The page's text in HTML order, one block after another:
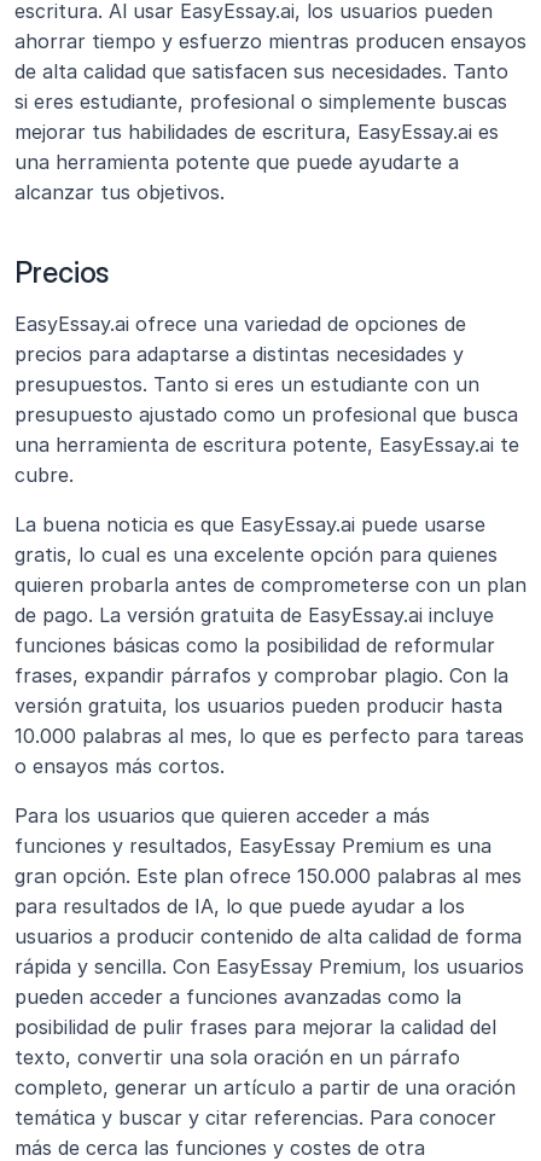
escritura. Al usar EasyEssay.ai, los usuarios pueden
ahorrar tiempo y esfuerzo mientras producen ensayos
de alta calidad que satisfacen sus necesidades. Tanto
si eres estudiante, profesional o simplemente buscas
mejorar tus habilidades de escritura, EasyEssay.ai es
una herramienta potente que puede ayudarte a
alcanzar tus objetivos.
Precios
EasyEssay.ai ofrece una variedad de opciones de
precios para adaptarse a distintas necesidades y
presupuestos. Tanto si eres un estudiante con un
presupuesto ajustado como un profesional que busca
una herramienta de escritura potente, EasyEssay.ai te
cubre.
La buena noticia es que EasyEssay.ai puede usarse
gratis, lo cual es una excelente opción para quienes
quieren probarla antes de comprometerse con un plan
de pago. La versión gratuita de EasyEssay.ai incluye
funciones básicas como la posibilidad de reformular
frases, expandir párrafos y comprobar plagio. Con la
versión gratuita, los usuarios pueden producir hasta
10.000 palabras al mes, lo que es perfecto para tareas
o ensayos más cortos.
Para los usuarios que quieren acceder a más
funciones y resultados, EasyEssay Premium es una
gran opción. Este plan ofrece 150.000 palabras al mes
para resultados de IA, lo que puede ayudar a los
usuarios a producir contenido de alta calidad de forma
rápida y sencilla. Con EasyEssay Premium, los usuarios
pueden acceder a funciones avanzadas como la
posibilidad de pulir frases para mejorar la calidad del
texto, convertir una sola oración en un párrafo
completo, generar un artículo a partir de una oración
temática y buscar y citar referencias. Para conocer
más de cerca las funciones y costes de otra